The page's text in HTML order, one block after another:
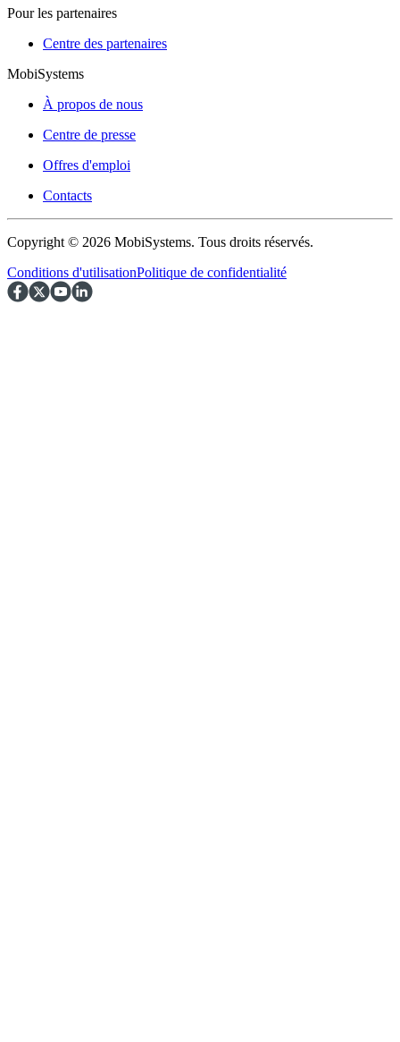
Pour les partenaires
Centre des partenaires
MobiSystems
À propos de nous
Centre de presse
Offres d'emploi
Contacts
Copyright © 2026 MobiSystems. Tous droits réservés.
Conditions d'utilisationPolitique de confidentialité